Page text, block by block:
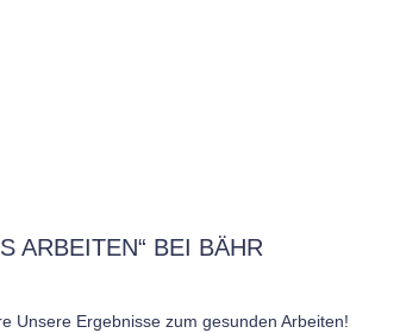
ARBEITEN“ BEI BÄHR
Unsere Ergebnisse zum gesunden Arbeiten!